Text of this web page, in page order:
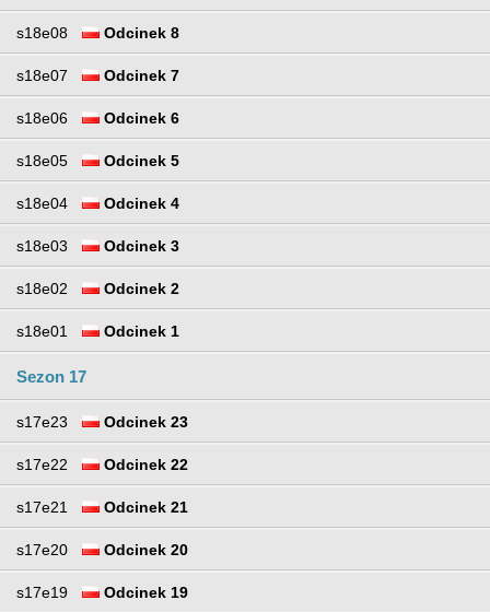
s18e08 Odcinek 8
s18e07 Odcinek 7
s18e06 Odcinek 6
s18e05 Odcinek 5
s18e04 Odcinek 4
s18e03 Odcinek 3
s18e02 Odcinek 2
s18e01 Odcinek 1
Sezon 17
s17e23 Odcinek 23
s17e22 Odcinek 22
s17e21 Odcinek 21
s17e20 Odcinek 20
s17e19 Odcinek 19